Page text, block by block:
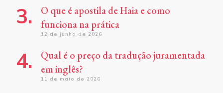
O que é apostila de Haia e como
funciona na prática
12 de junho de 2026
Qual é o preço da tradução juramentada
em inglês?
11 de maio de 2026